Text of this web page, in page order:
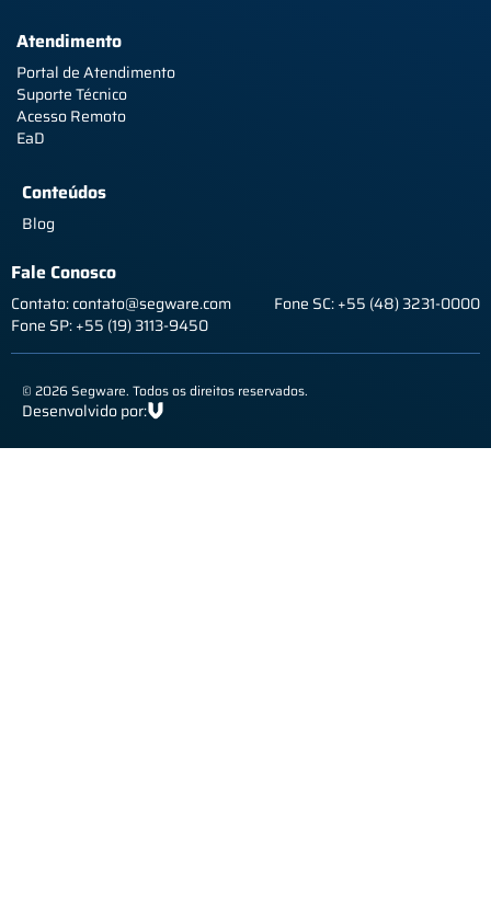
Atendimento
Portal de Atendimento
Suporte Técnico
Acesso Remoto
EaD
Conteúdos
Blog
Fale Conosco
Contato: contato@segware.com
Fone SC: +55 (48) 3231-0000
Fone SP: +55 (19) 3113-9450
© 2026 Segware. Todos os direitos reservados.
Desenvolvido por: